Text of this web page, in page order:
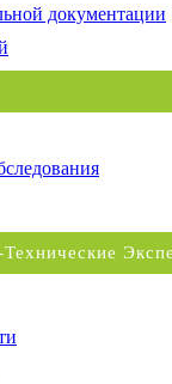
документации